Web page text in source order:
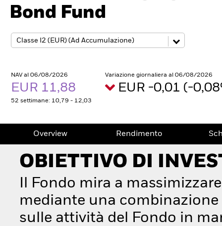
Bond Fund
NAV al 06/08/2026
EUR 11,88
52 settimane: 10,79 - 12,03
Variazione giornaliera al 06/08/2026
EUR -0,01 (-
Overview Rendimento
OBIETTIVO DI
Il Fondo mira a
mediante una
sulle attività del Fondo in